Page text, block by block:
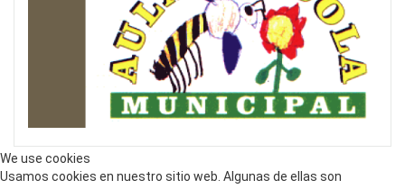
We use cookies
Usamos cookies en nuestro sitio web. Algunas de ellas son